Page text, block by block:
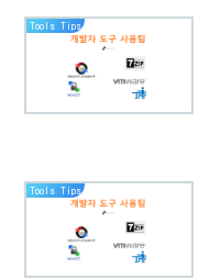
Tools Tips
Tools Tips